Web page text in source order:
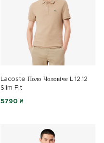
Lacoste Поло Чоловіче L.12.12
Slim Fit
5790 ₴